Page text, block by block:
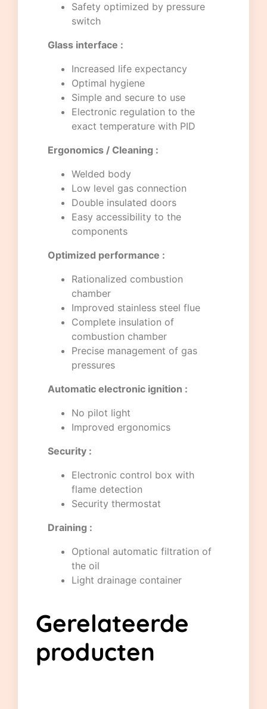
Safety optimized by pressure
switch
Glass interface :
Increased life expectancy
Optimal hygiene
Simple and secure to use
Electronic regulation to the
exact temperature with PID
Ergonomics / Cleaning :
Welded body
Low level gas connection
Double insulated doors
Easy accessibility to the
components
Optimized performance :
Rationalized combustion
chamber
Improved stainless steel flue
Complete insulation of
combustion chamber
Precise management of gas
pressures
Automatic electronic ignition :
No pilot light
Improved ergonomics
Security :
Electronic control box with
flame detection
Security thermostat
Draining :
Optional automatic filtration of
the oil
Light drainage container
Gerelateerde
producten